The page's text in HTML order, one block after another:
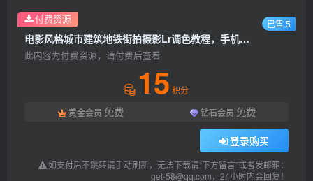
电影风格城市建筑地铁街拍摄影Lr调色教程，手机滤镜PS+Lightroom预设下载！
此内容为付费资源，请付费后查看
15 积分
黄金会员 免费 钻石会员 免费
登录购买
如支付后不跳转请手动刷新，无法下载请“下方留言”或者发邮箱：
get-58@qq.com，24小时内会回复！
付费资源 已售 5